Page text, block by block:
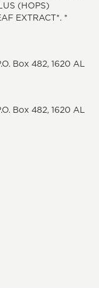
(HOPS)
EXTRACT*. *
Box 482, 1620 AL
Box 482, 1620 AL